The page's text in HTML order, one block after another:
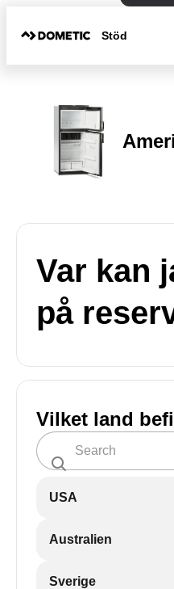
Stöd
Var kan
på
Vilket land
USA
Australien
Sverige